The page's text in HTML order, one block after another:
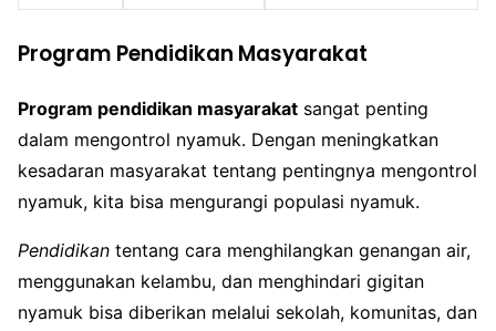
Program Pendidikan Masyarakat
Program pendidikan masyarakat sangat penting
dalam mengontrol nyamuk. Dengan meningkatkan
kesadaran masyarakat tentang pentingnya mengontrol
nyamuk, kita bisa mengurangi populasi nyamuk.
Pendidikan tentang cara menghilangkan genangan air,
menggunakan kelambu, dan menghindari gigitan
nyamuk bisa diberikan melalui sekolah, komunitas, dan